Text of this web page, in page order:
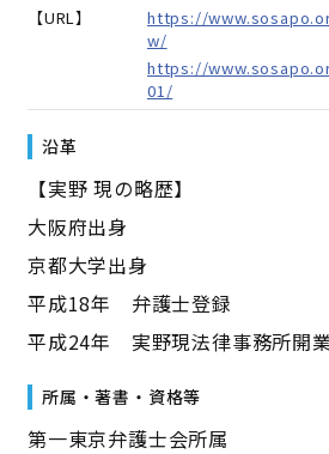
【URL】
https://
w/
https://
01/
沿革
【実野 現の略歴】
大阪府出身
京都大学出身
平成18年 弁護士登録
平成24年 実野現法律事務所開業
所属・著書・資格等
第一東京弁護士会所属